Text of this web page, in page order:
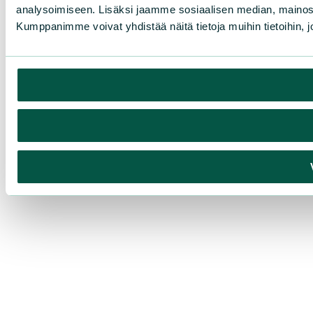
analysoimiseen. Lisäksi jaamme sosiaalisen median,
Kumppanimme voivat yhdistää näitä tietoja muihin tietoihin,